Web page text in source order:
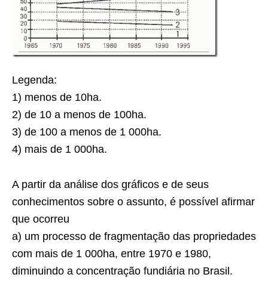
Legenda:
1) menos de 10ha.
2) de 10 a menos de 100ha.
3) de 100 a menos de 1 000ha.
4) mais de 1 000ha.
A partir da análise dos gráficos e de seus
conhecimentos sobre o assunto, é possível afirmar
que ocorreu
a) um processo de fragmentação das propriedades
com mais de 1 000ha, entre 1970 e 1980,
diminuindo a concentração fundiária no Brasil.